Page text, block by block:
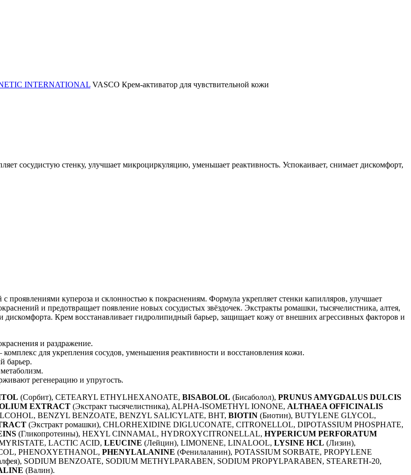
INTERNATIONAL VASCO Крем-активатор для чувствительной кожи
сосудистую стенку, улучшает микроциркуляцию, уменьшает реактивность. Успокаивает, снимает дискомфорт,
проявлениями купероза и склонностью к покраснениям. Формула укрепляет стенки капилляров, улучшает
и предотвращает появление новых сосудистых звёздочек. Экстракты ромашки, тысячелистника, алтея,
дискомфорта. Крем восстанавливает гидролипидный барьер, защищает кожу от внешних агрессивных факторов и
и раздражение.
для укрепления сосудов, уменьшения реактивности и восстановления кожи.
барьер.
регенерацию и упругость.
(Сорбит), CETEARYL ETHYLHEXANOATE, BISABOLOL (Бисаболол), PRUNUS AMYGDALUS DULCIS
EXTRACT (Экстракт тысячелистника), ALPHA-ISOMETHYL IONONE, ALTHAEA OFFICINALIS
BENZYL BENZOATE, BENZYL SALICYLATE, BHT, BIOTIN (Биотин), BUTYLENE GLYCOL,
(Экстракт ромашки), CHLORHEXIDINE DIGLUCONATE, CITRONELLOL, DIPOTASSIUM PHOSPHATE,
(Гликопротеины), HEXYL CINNAMAL, HYDROXYCITRONELLAL, HYPERICUM PERFORATUM
LACTIC ACID, LEUCINE (Лейцин), LIMONENE, LINALOOL, LYSINE HCL (Лизин),
PHENOXYETHANOL, PHENYLALANINE (Фенилаланин), POTASSIUM SORBATE, PROPYLENE
SODIUM BENZOATE, SODIUM METHYLPARABEN, SODIUM PROPYLPARABEN, STEARETH-20,
(Валин).